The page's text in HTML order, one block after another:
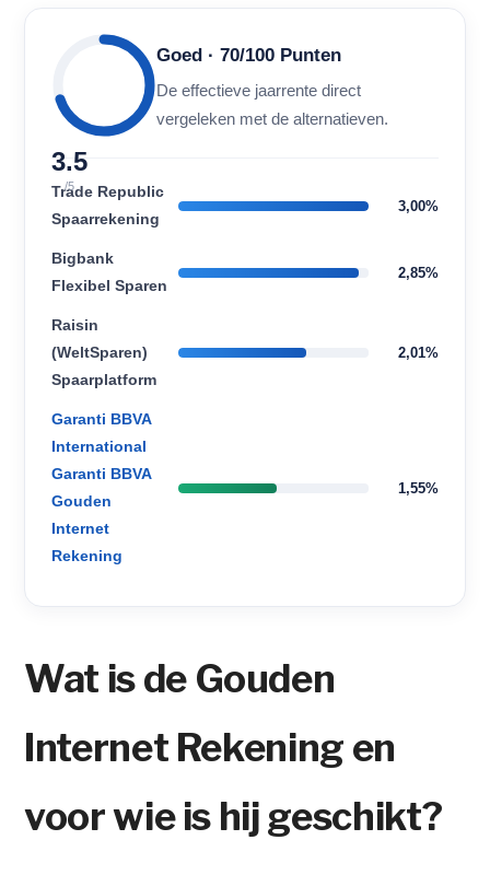
3.5
/5
Goed · 70/100 Punten
De effectieve jaarrente direct
vergeleken met de alternatieven.
Trade Republic
Spaarrekening
3,00%
Bigbank
Flexibel Sparen
2,85%
Raisin
(WeltSparen)
Spaarplatform
2,01%
Garanti BBVA
International
Garanti BBVA
Gouden
Internet
Rekening
1,55%
Wat is de Gouden
Internet Rekening en
voor wie is hij geschikt?